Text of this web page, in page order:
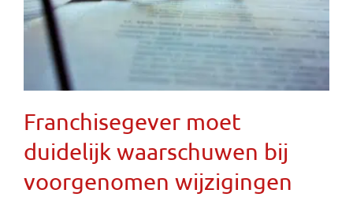
Franchisegever moet
duidelijk waarschuwen bij
voorgenomen wijzigingen